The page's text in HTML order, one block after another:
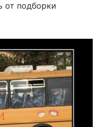
от подборки